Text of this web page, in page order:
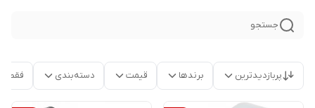
جستجو
پربازدیدترین برندها قیمت دسته‌بندی فقط